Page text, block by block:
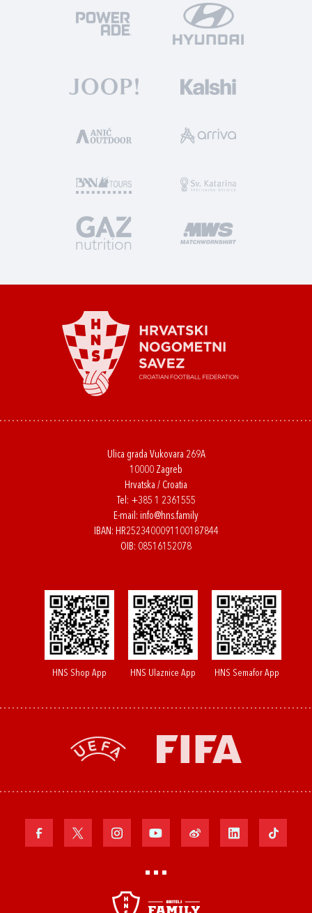
Ulica grada Vukovara 269A
10000 Zagreb
Hrvatska / Croatia
Tel: +385 1 2361555
E-mail: info@hns.family
IBAN: HR2523400091100187844
OIB: 08516152078
HNS Shop App HNS Ulaznice App HNS Semafor App